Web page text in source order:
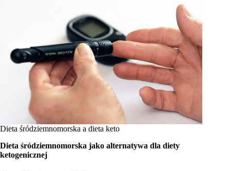
Dieta śródziemnomorska a dieta keto
Dieta śródziemnomorska jako alternatywa dla diety
ketogenicznej